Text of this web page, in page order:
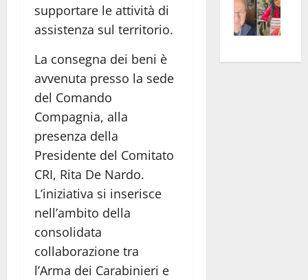
supportare le attività di
assistenza sul territorio.
La consegna dei beni è
avvenuta presso la sede
del Comando
Compagnia, alla
presenza della
Presidente del Comitato
CRI, Rita De Nardo.
L’iniziativa si inserisce
nell’ambito della
consolidata
collaborazione tra
l’Arma dei Carabinieri e
euro